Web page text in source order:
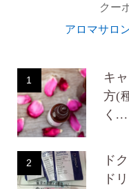
クー
アロマサロ
1
キ
方(
く...
2
ド
ド